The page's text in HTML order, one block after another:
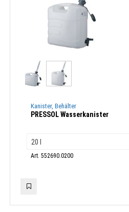
Kanister, Behälter
PRESSOL Wasserkanister
Art. 552690.0200